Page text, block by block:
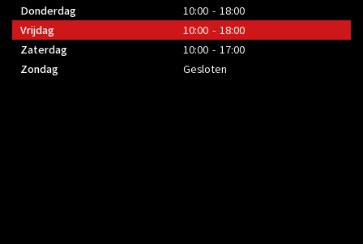
Donderdag
10:00 - 18:00
Vrijdag
10:00 - 18:00
Zaterdag
10:00 - 17:00
Zondag
Gesloten